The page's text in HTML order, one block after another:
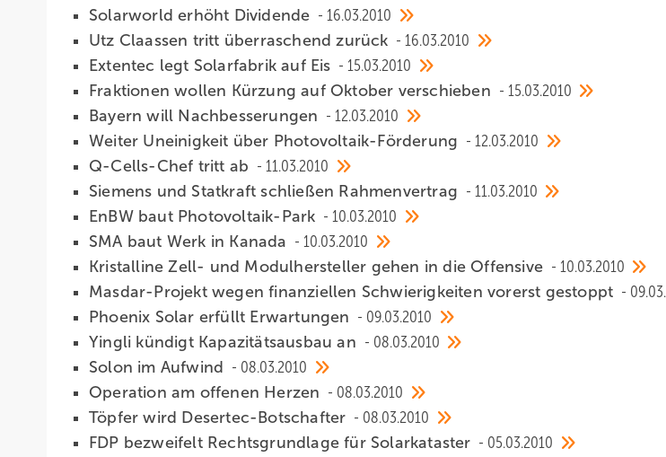
Solarworld erhöht Dividende
16.03.2010
Utz Claassen tritt überraschend zurück
16.03.2010
Extentec legt Solarfabrik auf Eis
15.03.2010
Fraktionen wollen Kürzung auf Oktober verschieben
15.03.2010
Bayern will Nachbesserungen
12.03.2010
Weiter Uneinigkeit über Photovoltaik-Förderung
12.03.2010
Q-Cells-Chef tritt ab
11.03.2010
Siemens und Statkraft schließen Rahmenvertrag
11.03.2010
EnBW baut Photovoltaik-Park
10.03.2010
SMA baut Werk in Kanada
10.03.2010
Kristalline Zell- und Modulhersteller gehen in die Offensive
10.03.2010
Masdar-Projekt wegen finanziellen Schwierigkeiten vorerst gestoppt
Phoenix Solar erfüllt Erwartungen
09.03.2010
Yingli kündigt Kapazitätsausbau an
08.03.2010
Solon im Aufwind
08.03.2010
Operation am offenen Herzen
08.03.2010
Töpfer wird Desertec-Botschafter
08.03.2010
FDP bezweifelt Rechtsgrundlage für Solarkataster
05.03.2010